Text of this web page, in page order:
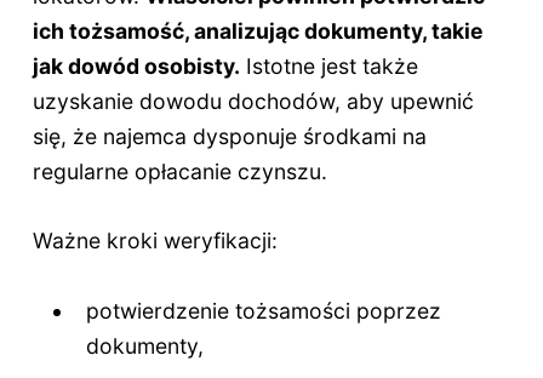
ich tożsamość, analizując dokumenty, takie
jak dowód osobisty. Istotne jest także
uzyskanie dowodu dochodów, aby upewnić
się, że najemca dysponuje środkami na
regularne opłacanie czynszu.
Ważne kroki weryfikacji:
potwierdzenie tożsamości poprzez
dokumenty,